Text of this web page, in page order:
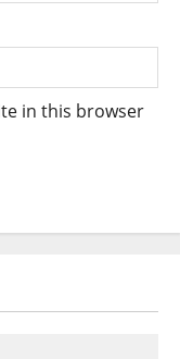
in this browser